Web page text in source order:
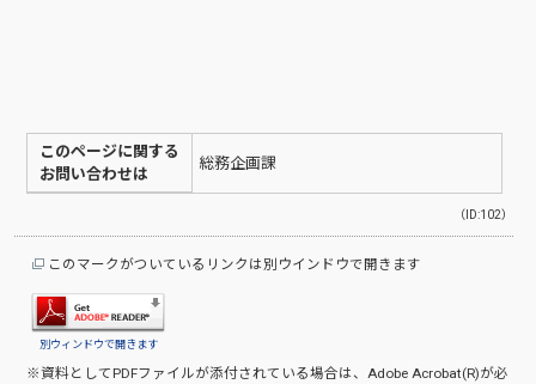
このページに関する
お問い合わせは
総務企画課
（ID:102）
このマークがついているリンクは別ウインドウで開きます
別ウィンドウで開きます
※資料としてPDFファイルが添付されている場合は、Adobe Acrobat(R)が必